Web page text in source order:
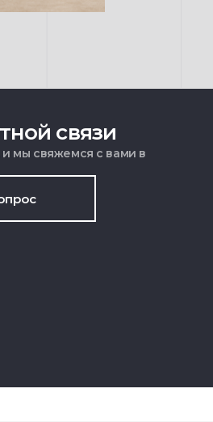
связи
мы свяжемся с вами в